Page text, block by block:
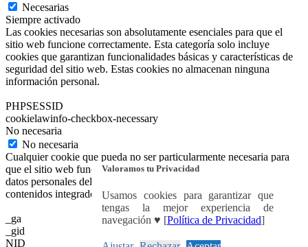
Valoramos tu Privacidad
Usamos cookies para garantizar que
tengas la mejor experiencia de
navegación ♥ [Política de Privacidad]
Necesarias
Siempre activado
Las cookies necesarias son absolutamente esenciales para que el
sitio web funcione correctamente. Esta categoría solo incluye
cookies que garantizan funcionalidades básicas y características de
seguridad del sitio web. Estas cookies no almacenan ninguna
información personal.
PHPSESSID
cookielawinfo-checkbox-necessary
No necesaria
No necesaria
Cualquier cookie que pueda no ser particularmente necesaria para
que el sitio web funcione y se utilice específicamente para recopilar
datos personales del usuario a través de análisis, anuncios y otros
contenidos integrados se denomina cookie no necesaria.
_ga
_gid
NID